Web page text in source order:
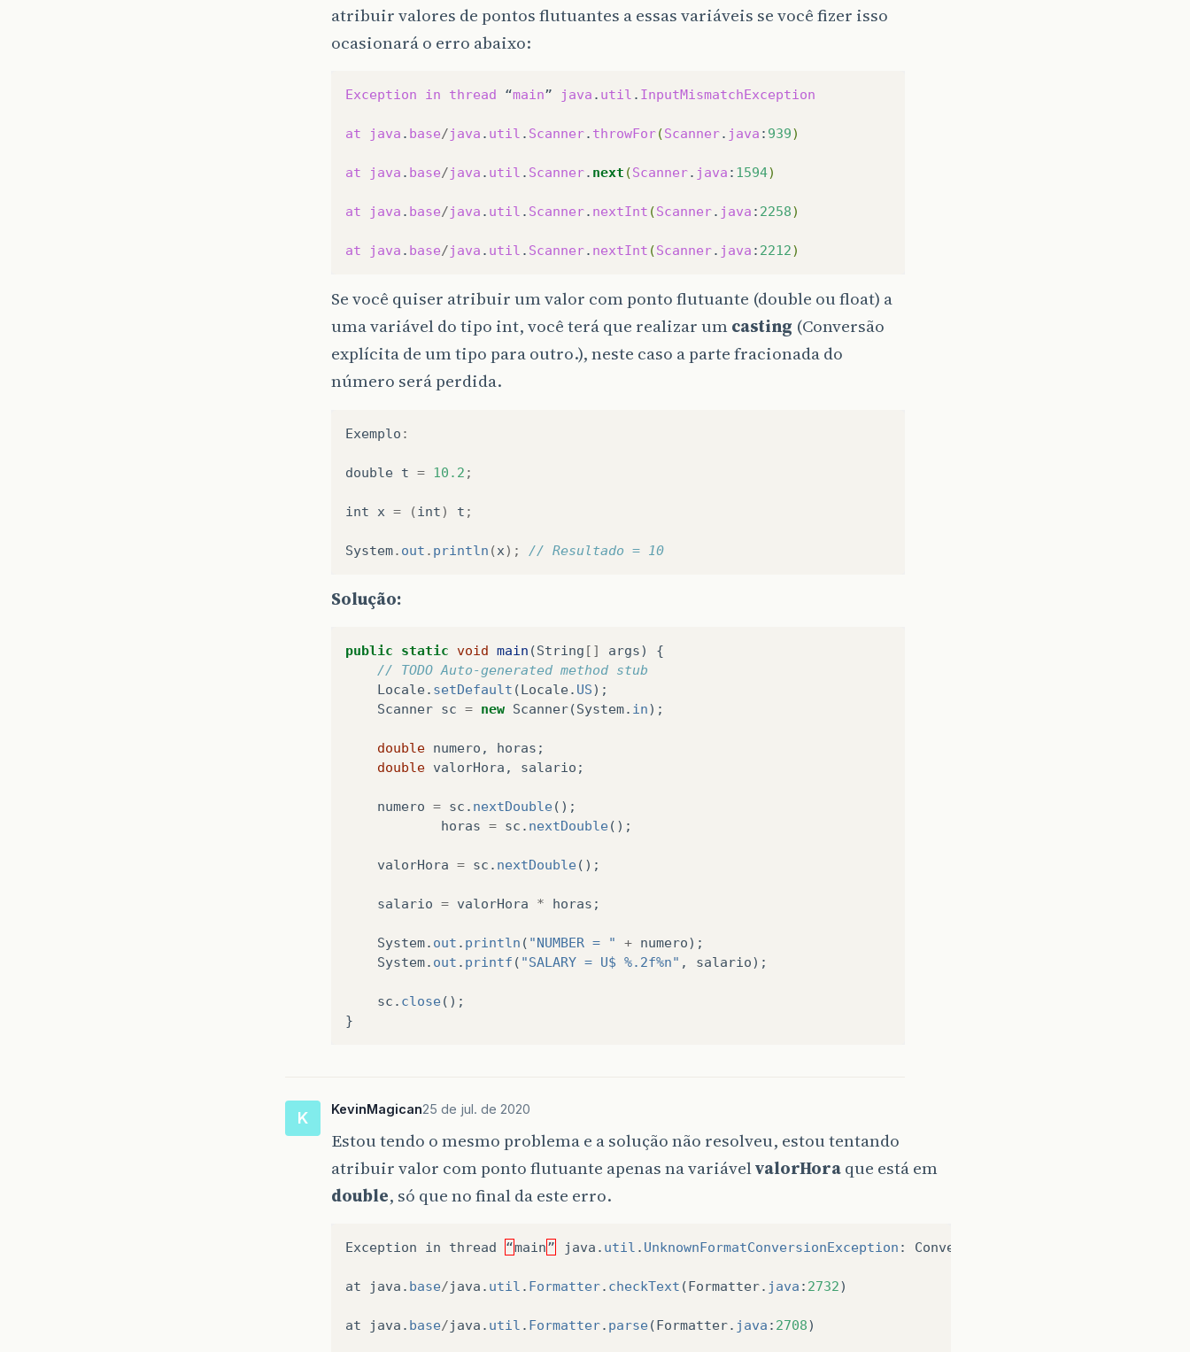
atribuir valores de pontos flutuantes a essas variáveis se você fizer isso
ocasionará o erro abaixo:
Exception in thread “main” java . util . InputMismatchException
at java . base/java . util . Scanner. throwFor(Scanner. java : 939)
at java . base/java . util . Scanner. next (Scanner. java : 1594)
at java . base/java . util . Scanner. nextInt (Scanner. java : 2258)
at java . base/java . util . Scanner. nextInt (Scanner. java : 2212)
Se você quiser atribuir um valor com ponto flutuante (double ou float) a
uma variável do tipo int, você terá que realizar umcasting (Conversão
explícita de um tipo para outro.), neste caso a parte fracionada do
número será perdida.
Exemplo :
double t = 10.2 ;
int x = (int) t ;
System. out . println (x); // Resultado = 10
Solução:
public static void main (String [] args)
{
// TODO Auto-generated method stub
Locale. setDefault (Locale. US);
Scanner sc = new Scanner(System. in);
double numero , horas ;
double valorHora , salario ;
numero = sc . nextDouble();
horas = sc . nextDouble();
valorHora = sc . nextDouble();
salario = valorHora * horas ;
System. out . println ( "NUMBER = " + numero);
System. out . printf ( "SALARY = U$ %.2f%n" , salario);
sc . close();
}
K KevinMagican25 de jul. de 2020
Estou tendo o mesmo problema e a solução não resolveu, estou tentando
atribuir valor com ponto flutuante apenas na variávelvalorHoraque está em
double, só que no final da este erro.
Exception in thread “main” java . util . UnknownFormatConversionException : Conversion
at java . base/java . util . Formatter. checkText (Formatter. java : 2732)
at java . base/java . util . Formatter. parse(Formatter. java : 2708)